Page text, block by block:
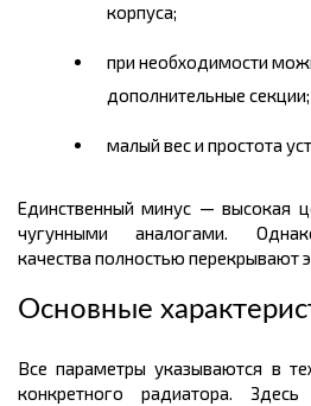
корпуса;
при необходимости
дополнительные секции;
малый вес и простота
Единственный минус — высокая
чугунными аналогами.
качества полностью перекрывают
Основные
Все параметры указываются в
конкретного радиатора.